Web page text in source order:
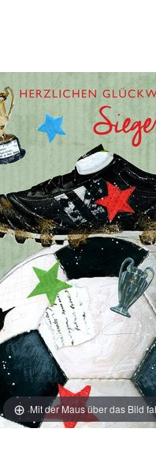
Mit der Maus über das Bild